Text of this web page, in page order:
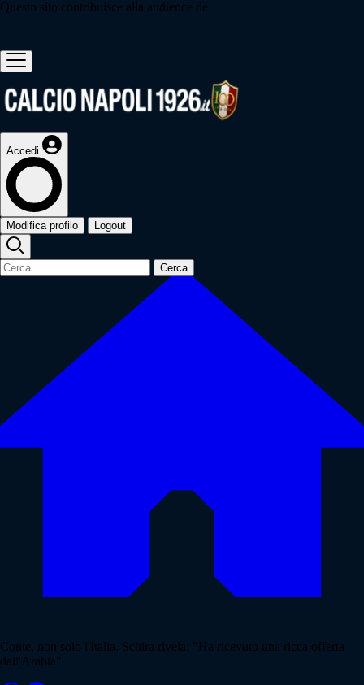
Questo sito contribuisce alla audience de
Accedi
Modifica profilo Logout
Cerca
Conte, non solo l'Italia. Schira rivela: "Ha ricevuto una ricca offerta
dall'Arabia"